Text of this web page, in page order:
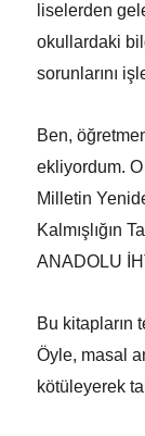
liselerden
okullardaki
sorunlarını
Ben,
ekliyordum.
Milletin
Kalmışlığın
ANADOLU
Bu kitapların
Öyle, masal
kötüleyerek